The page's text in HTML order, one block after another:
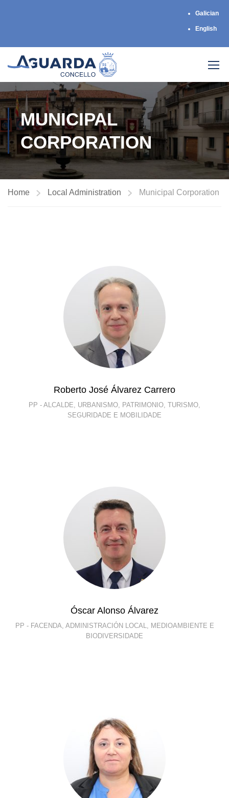
Galician
English
MUNICIPAL
CORPORATION
Home Local Administration Municipal Corporation
Roberto José Álvarez Carrero
PP - ALCALDE, URBANISMO, PATRIMONIO, TURISMO,
SEGURIDADE E MOBILIDADE
Óscar Alonso Álvarez
PP - FACENDA, ADMINISTRACIÓN LOCAL, MEDIOAMBIENTE E
BIODIVERSIDADE